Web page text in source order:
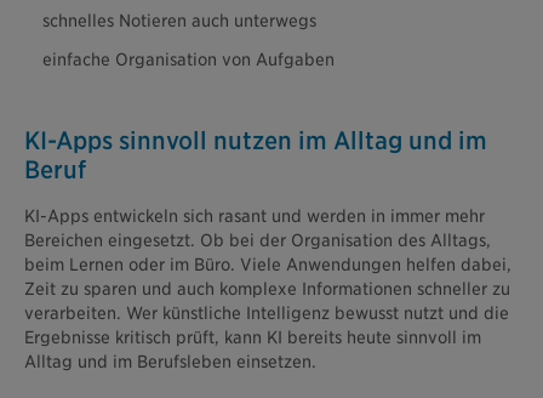
schnelles Notieren auch unterwegs
einfache Organisation von Aufgaben
KI-Apps sinnvoll nutzen im Alltag und im
Beruf
KI-Apps entwickeln sich rasant und werden in immer mehr
Bereichen eingesetzt. Ob bei der Organisation des Alltags,
beim Lernen oder im Büro. Viele Anwendungen helfen dabei,
Zeit zu sparen und auch komplexe Informationen schneller zu
verarbeiten. Wer künstliche Intelligenz bewusst nutzt und die
Ergebnisse kritisch prüft, kann KI bereits heute sinnvoll im
Alltag und im Berufsleben einsetzen.